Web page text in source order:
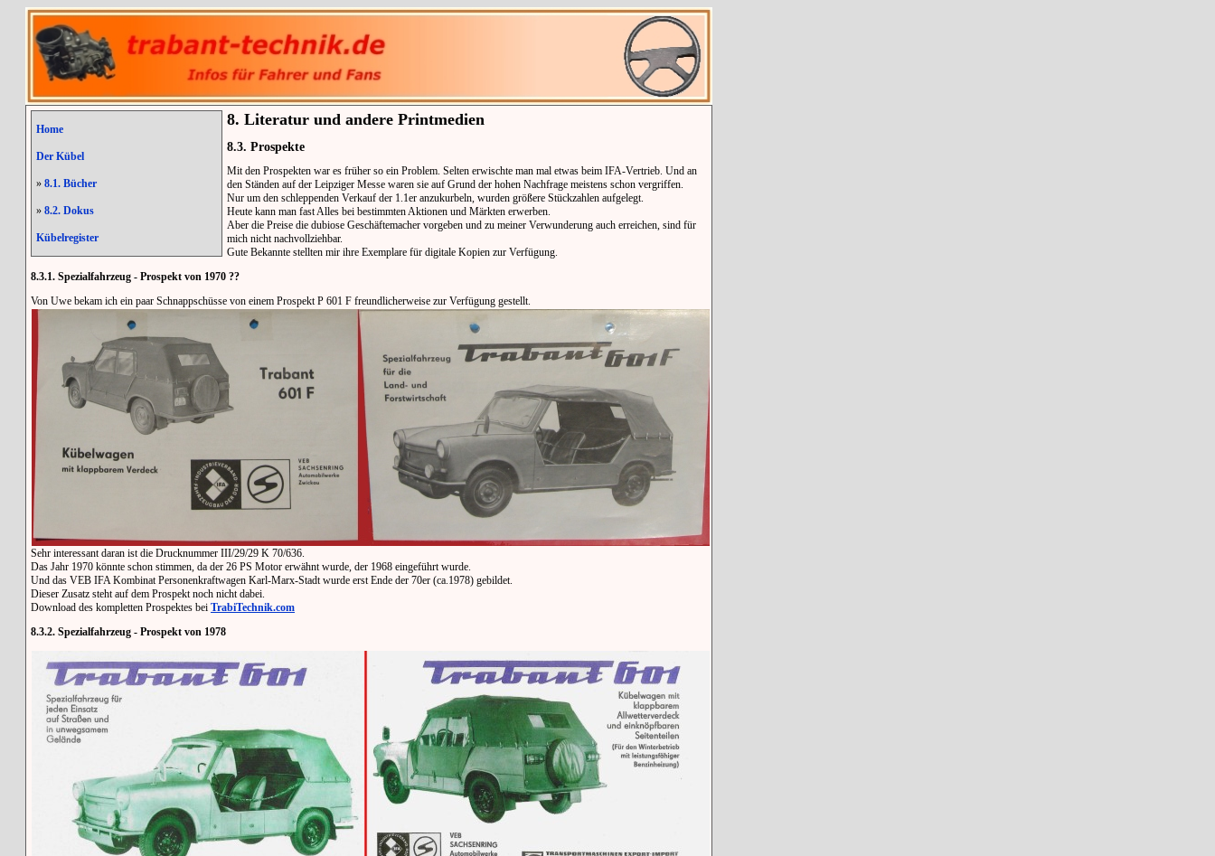
Home
Der Kübel
» 8.1. Bücher
» 8.2. Dokus
Kübelregister
8. Literatur und andere Printmedien
8.3. Prospekte
Mit den Prospekten war es früher so ein Problem. Selten erwischte man mal etwas beim IFA-Vertrieb. Und an
den Ständen auf der Leipziger Messe waren sie auf Grund der hohen Nachfrage meistens schon vergriffen.
Nur um den schleppenden Verkauf der 1.1er anzukurbeln, wurden größere Stückzahlen aufgelegt.
Heute kann man fast Alles bei bestimmten Aktionen und Märkten erwerben.
Aber die Preise die dubiose Geschäftemacher vorgeben und zu meiner Verwunderung auch erreichen, sind für
mich nicht nachvollziehbar.
Gute Bekannte stellten mir ihre Exemplare für digitale Kopien zur Verfügung.
8.3.1. Spezialfahrzeug - Prospekt von 1970 ??
Von Uwe bekam ich ein paar Schnappschüsse von einem Prospekt P 601 F freundlicherweise zur Verfügung gestellt.
Sehr interessant daran ist die Drucknummer III/29/29 K 70/636.
Das Jahr 1970 könnte schon stimmen, da der 26 PS Motor erwähnt wurde, der 1968 eingeführt wurde.
Und das VEB IFA Kombinat Personenkraftwagen Karl-Marx-Stadt wurde erst Ende der 70er (ca.1978) gebildet.
Dieser Zusatz steht auf dem Prospekt noch nicht dabei.
Download des kompletten Prospektes bei TrabiTechnik.com
8.3.2. Spezialfahrzeug - Prospekt von 1978